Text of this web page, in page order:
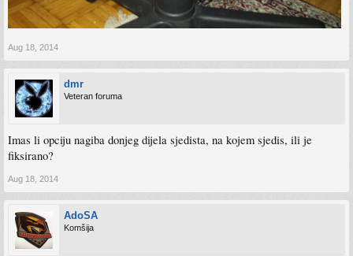
Aug 18, 2014
dmr
Veteran foruma
Imas li opciju nagiba donjeg dijela sjedista, na kojem sjedis, ili je
fiksirano?
Aug 18, 2014
AdoSA
Komšija